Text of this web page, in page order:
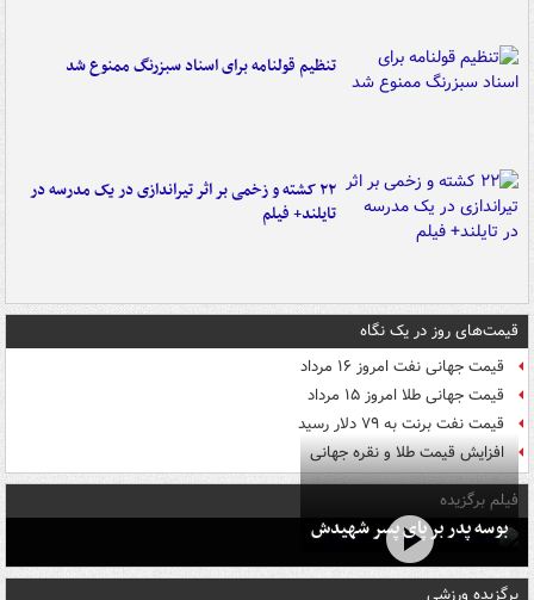
تنظیم قولنامه برای اسناد سبزرنگ ممنوع شد
۲۲ کشته و زخمی بر اثر تیراندازی در یک مدرسه در
تایلند+ فیلم
قیمت‌های روز در یک نگاه
قیمت جهانی نفت امروز ۱۶ مرداد
قیمت جهانی طلا امروز ۱۵ مرداد
قیمت نفت برنت به ۷۹ دلار رسید
افزایش قیمت طلا و نقره جهانی
فیلم برگزیده
بوسه‌ پدر بر پای پسر شهیدش
برگزیده ورزشی